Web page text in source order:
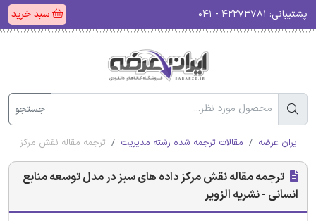
پشتیبانی: سبد خرید
جستجو
ایران عرضه مقالات ترجمه شده رشته مدیریت ترجمه مقاله نقش مرکز
ترجمه مقاله نقش مرکز داده های سبز در مدل توسعه منابع
انسانی - نشریه الزویر